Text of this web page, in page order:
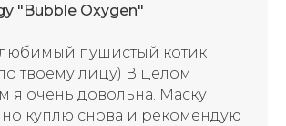
"Bubble Oxygen"
любимый пушистый котик
твоему лицу) В целом
я очень довольна. Маску
куплю снова и рекомендую